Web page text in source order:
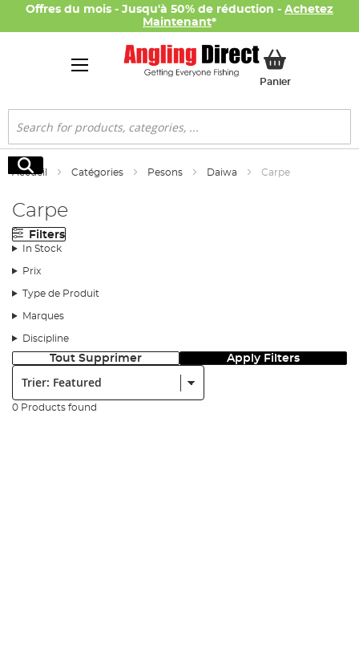
Offres du mois - Jusqu'à 50% de réduction - Achetez
Maintenant*
PanierMon panier
Rechercher
Rechercher
Accueil Catégories Pesons Daiwa Carpe
Carpe
Filters
In Stock
Prix
Type de Produit
Marques
Discipline
Tout Supprimer Apply Filters
0 Products found